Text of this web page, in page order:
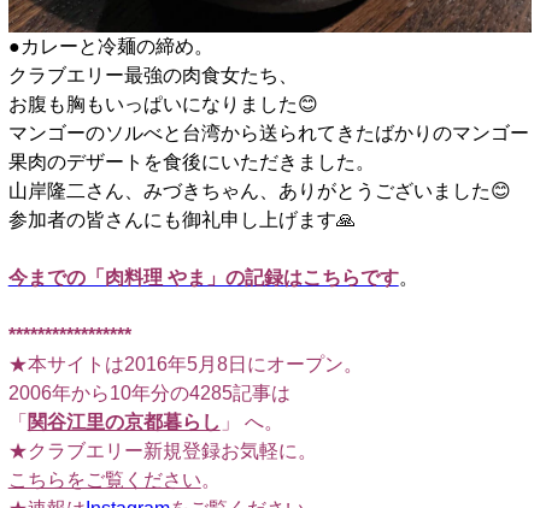
●カレーと冷麺の締め。
クラブエリー最強の肉食女たち、
お腹も胸もいっぱいになりました😊
マンゴーのソルべと台湾から送られてきたばかりのマンゴー
果肉のデザートを食後にいただきました。
山岸隆二さん、みづきちゃん、ありがとうございました😊
参加者の皆さんにも御礼申し上げます🙏
今までの「肉料理 やま」の記録はこちらです。
*****************
★本サイトは2016年5月8日にオープン。
2006年から10年分の4285記事は
「 関谷江里の京都暮らし 」 へ。
★クラブエリー新規登録お気軽に。
こちらをご覧ください。